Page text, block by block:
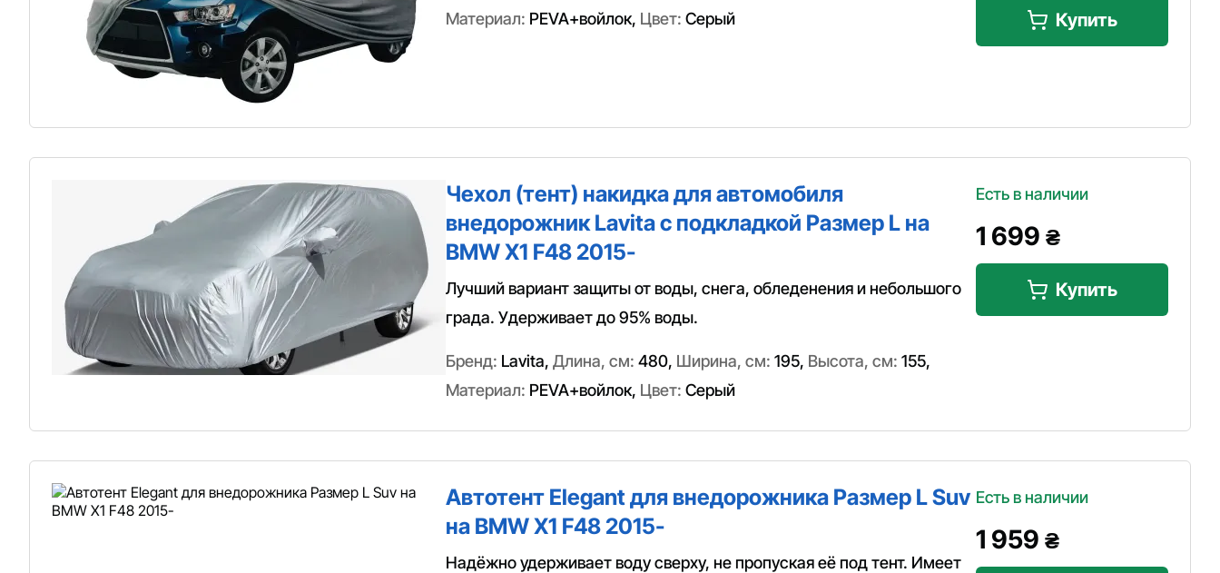
Материал: PEVA+войлок, Цвет: Серый Купить
Чехол (тент) накидка для автомобиля
внедорожник Lavita с подкладкой Размер L на
BMW X1 F48 2015-
Лучший вариант защиты от воды, снега, обледенения и небольшого
града. Удерживает до 95% воды.
Бренд: Lavita, Длина, см: 480, Ширина, см: 195, Высота, см: 155,
Материал: PEVA+войлок, Цвет: Серый
Есть в наличии
1 699 ₴
Купить
Автотент Elegant для внедорожника Размер L Suv
на BMW X1 F48 2015-
Надёжно удерживает воду сверху, не пропуская её под тент. Имеет
Есть в наличии
1 959 ₴